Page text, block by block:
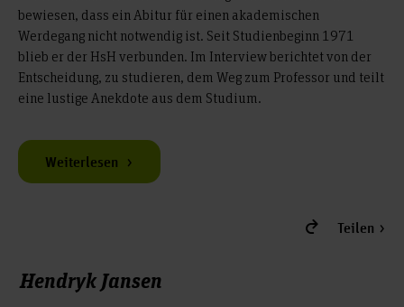
bewiesen, dass ein Abitur für einen akademischen
Werdegang nicht notwendig ist. Seit Studienbeginn 1971
blieb er der HsH verbunden. Im Interview berichtet von der
Entscheidung, zu studieren, dem Weg zum Professor und teilt
eine lustige Anekdote aus dem Studium.
Weiterlesen
Teilen
Hendryk Jansen